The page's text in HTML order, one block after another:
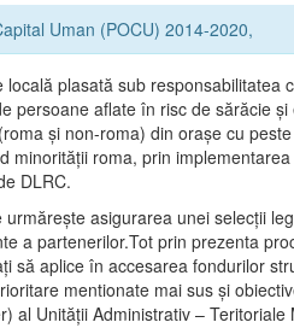
Uman (POCU) 2014-2020,
plasată sub responsabilitatea
persoane aflate în risc de sărăcie şi
şi non-roma) din oraşe cu
minorității roma, prin
DLRC.
asigurarea unei selecții
a partenerilor.Tot prin prezenta
să aplice în accesarea fondurilor
mentionate mai sus și
al Unității Administrativ – Teritoriale